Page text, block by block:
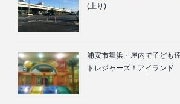
(上り)
浦安市舞浜・屋内で子ども
トレジャーズ！アイランド